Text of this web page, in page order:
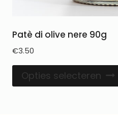
Patè di olive nere 90g
€3.50
Opties selecteren